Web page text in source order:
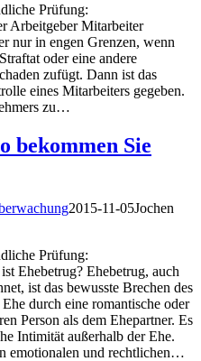
Prüfung:
Arbeitgeber Mitarbeiter
nur in engen Grenzen, wenn
oder eine andere
zufügt. Dann ist das
eines Mitarbeiters gegeben.
zu…
bekommen Sie
2015-11-05Jochen
Prüfung:
Ehebetrug? Ehebetrug, auch
ist das bewusste Brechen des
durch eine romantische oder
Person als dem Ehepartner. Es
Intimität außerhalb der Ehe.
emotionalen und rechtlichen…